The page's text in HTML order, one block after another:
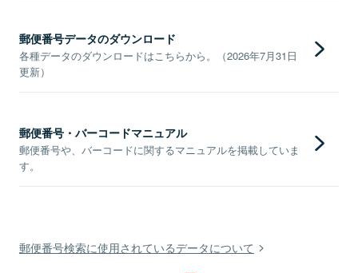
郵便番号データのダウンロード
各種データのダウンロードはこちらから。（2026年7月31日
更新）
郵便番号・バーコードマニュアル
郵便番号や、バーコードに関するマニュアルを掲載していま
す。
郵便番号検索に使用されているデータについて